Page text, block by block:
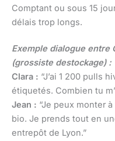
Comptant ou sous 15
délais trop longs.
Exemple dialogue entre
(grossiste destockage) :
Clara : “J’ai 1 200 pulls
étiquetés. Combien tu
Jean : “Je peux monter
bio. Je prends tout en
entrepôt de Lyon.”